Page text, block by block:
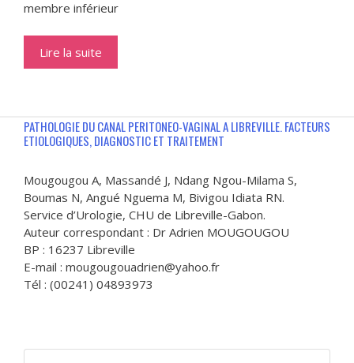
membre inférieur
Lire la suite
PATHOLOGIE DU CANAL PERITONEO-VAGINAL A LIBREVILLE. FACTEURS
ETIOLOGIQUES, DIAGNOSTIC ET TRAITEMENT
Mougougou A, Massandé J, Ndang Ngou-Milama S,
Boumas N, Angué Nguema M, Bivigou Idiata RN.
Service d’Urologie, CHU de Libreville-Gabon.
Auteur correspondant : Dr Adrien MOUGOUGOU
BP : 16237 Libreville
E-mail : mougougouadrien@yahoo.fr
Tél : (00241) 04893973